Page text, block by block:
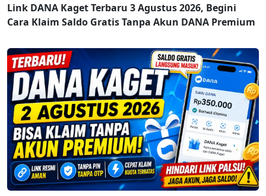
Link DANA Kaget Terbaru 3 Agustus 2026, Begini
Cara Klaim Saldo Gratis Tanpa Akun DANA Premium